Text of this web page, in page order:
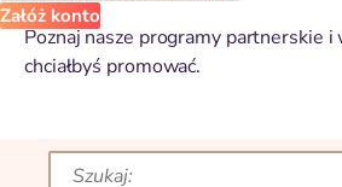
Załóż konto
Poznaj nasze programy partnerskie
chciałbyś promować.